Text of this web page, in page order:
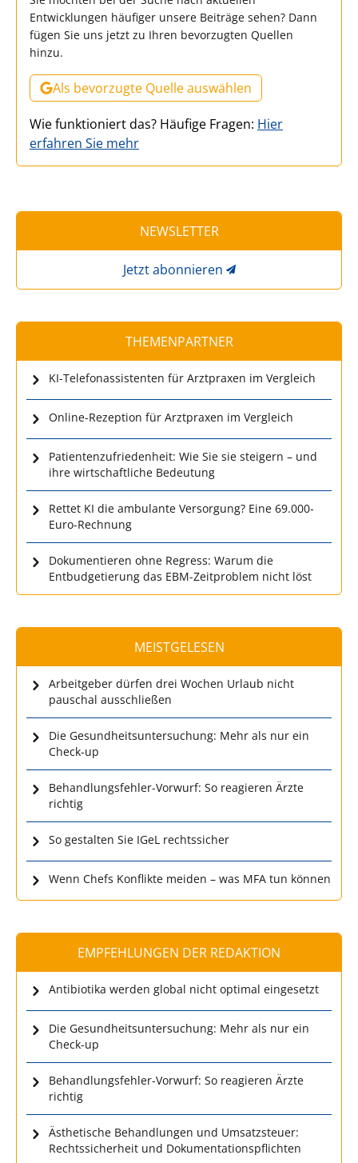
Entwicklungen häufiger unsere Beiträge sehen? Dann
fügen Sie uns jetzt zu Ihren bevorzugten Quellen
hinzu.
Als bevorzugte Quelle auswählen
Wie funktioniert das? Häufige Fragen: Hier
erfahren Sie mehr
NEWSLETTER
Jetzt abonnieren
THEMENPARTNER
KI-Telefonassistenten für Arztpraxen im Vergleich
Online-Rezeption für Arztpraxen im Vergleich
Patientenzufriedenheit: Wie Sie sie steigern – und
ihre wirtschaftliche Bedeutung
Rettet KI die ambulante Versorgung? Eine 69.000-
Euro-Rechnung
Dokumentieren ohne Regress: Warum die
Entbudgetierung das EBM-Zeitproblem nicht löst
MEISTGELESEN
Arbeitgeber dürfen drei Wochen Urlaub nicht
pauschal ausschließen
Die Gesundheitsuntersuchung: Mehr als nur ein
Check-up
Behandlungsfehler-Vorwurf: So reagieren Ärzte
richtig
So gestalten Sie IGeL rechtssicher
Wenn Chefs Konflikte meiden – was MFA tun können
EMPFEHLUNGEN DER REDAKTION
Antibiotika werden global nicht optimal eingesetzt
Die Gesundheitsuntersuchung: Mehr als nur ein
Check-up
Behandlungsfehler-Vorwurf: So reagieren Ärzte
richtig
Ästhetische Behandlungen und Umsatzsteuer:
Rechtssicherheit und Dokumentationspflichten